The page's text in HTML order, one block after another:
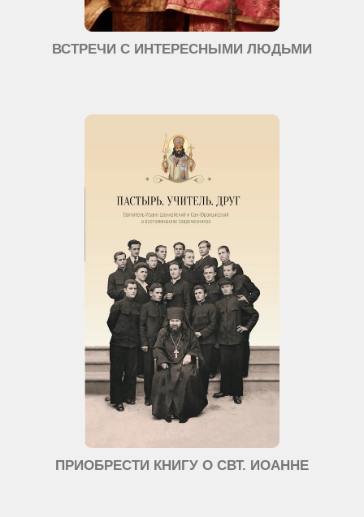
ВСТРЕЧИ С ИНТЕРЕСНЫМИ ЛЮДЬМИ
ПРИОБРЕСТИ КНИГУ О СВТ. ИОАННЕ